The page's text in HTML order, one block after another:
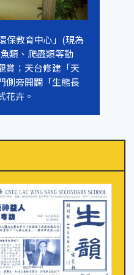
保教育中心」(現為
類、爬蟲類等動
賞；天台修建「天
側旁開闢「生態長
花卉。